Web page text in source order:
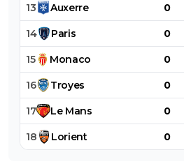
13 Auxerre 0
14 Paris 0
15 Monaco 0
16 Troyes 0
17 Le Mans 0
18 Lorient 0